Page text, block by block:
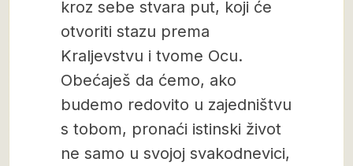
kroz sebe stvara put, koji će
otvoriti stazu prema
Kraljevstvu i tvome Ocu.
Obećaješ da ćemo, ako
budemo redovito u zajedništvu
s tobom, pronaći istinski život
ne samo u svojoj svakodnevici,